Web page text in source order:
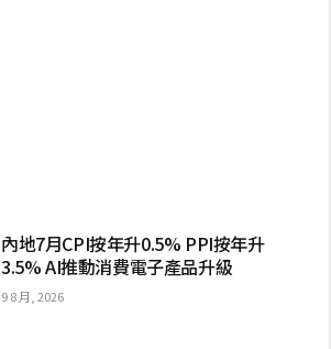
內地7月CPI按年升0.5% PPI按年升
3.5% AI推動消費電子產品升級
9 8 月, 2026